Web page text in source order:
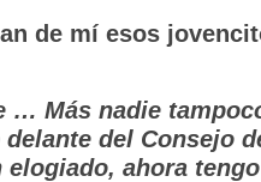
de mí esos
… Más nadie
del Consejo
ahora